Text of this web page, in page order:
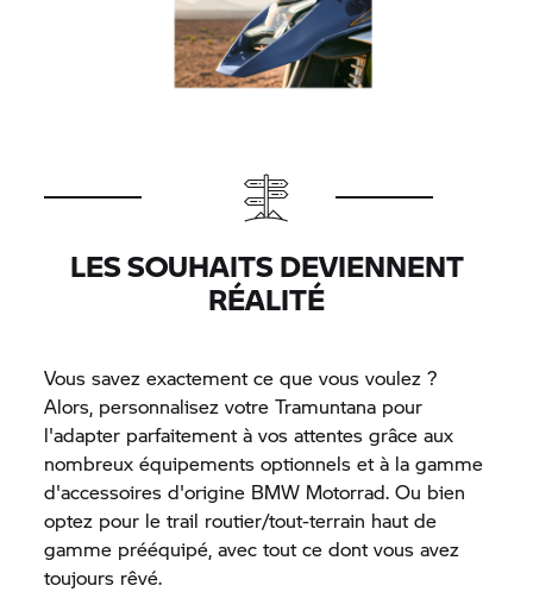
LES SOUHAITS DEVIENNENT
RÉALITÉ
Vous savez exactement ce que vous voulez ?
Alors, personnalisez votre Tramuntana pour
l'adapter parfaitement à vos attentes grâce aux
nombreux équipements optionnels et à la gamme
d'accessoires d'origine BMW Motorrad. Ou bien
optez pour le trail routier/tout-terrain haut de
gamme prééquipé, avec tout ce dont vous avez
toujours rêvé.